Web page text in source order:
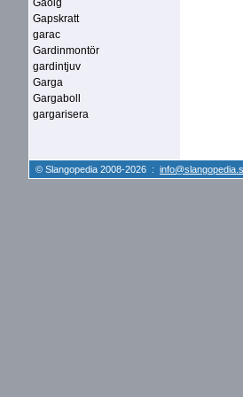
Gaoig
Gapskratt
garac
Gardinmontör
gardintjuv
Garga
Gargaboll
gargarisera
© Slangopedia 2008-2026 :